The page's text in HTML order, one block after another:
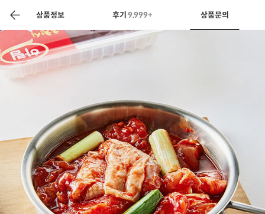
상품정보 후기 9,999+ 상품문의
농축산물할인 찬들마루 주문/배송 고객센터